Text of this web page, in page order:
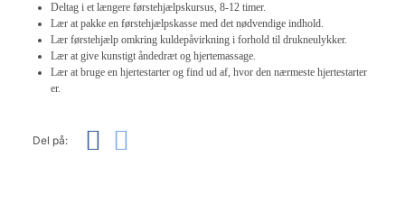
Deltag i et længere førstehjælpskursus, 8-12 timer.
Lær at pakke en førstehjælpskasse med det nødvendige indhold.
Lær førstehjælp omkring kuldepåvirkning i forhold til drukneulykker.
Lær at give kunstigt åndedræt og hjertemassage.
Lær at bruge en hjertestarter og find ud af, hvor den nærmeste hjertestarter
er.
Del på: